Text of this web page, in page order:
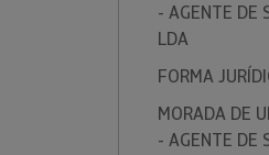
- AGENTE DE
LDA
FORMA
MORADA DE
- AGENTE DE